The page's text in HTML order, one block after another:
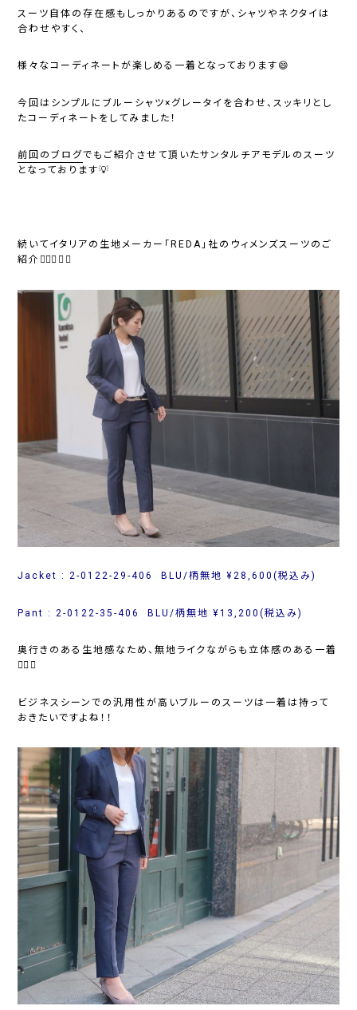
スーツ自体の存在感もしっかりあるのですが、シャツやネクタイは
合わせやすく、
様々なコーディネートが楽しめる一着となっております😄
今回はシンプルにブルーシャツ×グレータイを合わせ、スッキリとし
たコーディネートをしてみました！
前回のブログでもご紹介させて頂いたサンタルチアモデルのスーツ
となっております💡
続いてイタリアの生地メーカー「REDA」社のウィメンズスーツのご
紹介💁🏻‍♀️✨✨
Jacket : 2-0122-29-406 BLU/柄無地 ¥28,600(税込み)
Pant : 2-0122-35-406 BLU/柄無地 ¥13,200(税込み)
奥行きのある生地感なため、無地ライクながらも立体感のある一着
🙆‍♀️✨
ビジネスシーンでの汎用性が高いブルーのスーツは一着は持って
おきたいですよね！！